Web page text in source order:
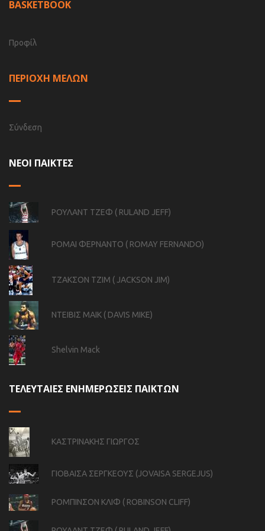
BASKETBOOK
Προφίλ
ΠΕΡΙΟΧΗ ΜΕΛΩΝ
Σύνδεση
ΝΕΟΙ ΠΑΙΚΤΕΣ
ΡΟΥΛΑΝΤ ΤΖΕΦ ( RULAND JEFF)
ΡΟΜΑΙ ΦΕΡΝΑΝΤΟ ( ROMAY FERNANDO)
ΤΖΑΚΣΟΝ ΤΖΙΜ ( JACKSON JIM)
ΝΤΕΙΒΙΣ ΜΑΙΚ ( DAVIS MIKE)
Shelvin Mack
ΤΕΛΕΥΤΑΙΕΣ ΕΝΗΜΕΡΩΣΕΙΣ ΠΑΙΚΤΩΝ
ΚΑΣΤΡΙΝΑΚΗΣ ΓΙΩΡΓΟΣ
ΓΙΟΒΑΙΣΑ ΣΕΡΓΚΕΟΥΣ (JOVAISA SERGEJUS)
ΡΟΜΠΙΝΣΟΝ ΚΛΙΦ ( ROBINSON CLIFF)